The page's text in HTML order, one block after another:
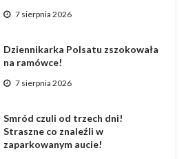
7 sierpnia 2026
Dziennikarka Polsatu zszokowała
na ramówce!
7 sierpnia 2026
Smród czuli od trzech dni!
Straszne co znaleźli w
zaparkowanym aucie!